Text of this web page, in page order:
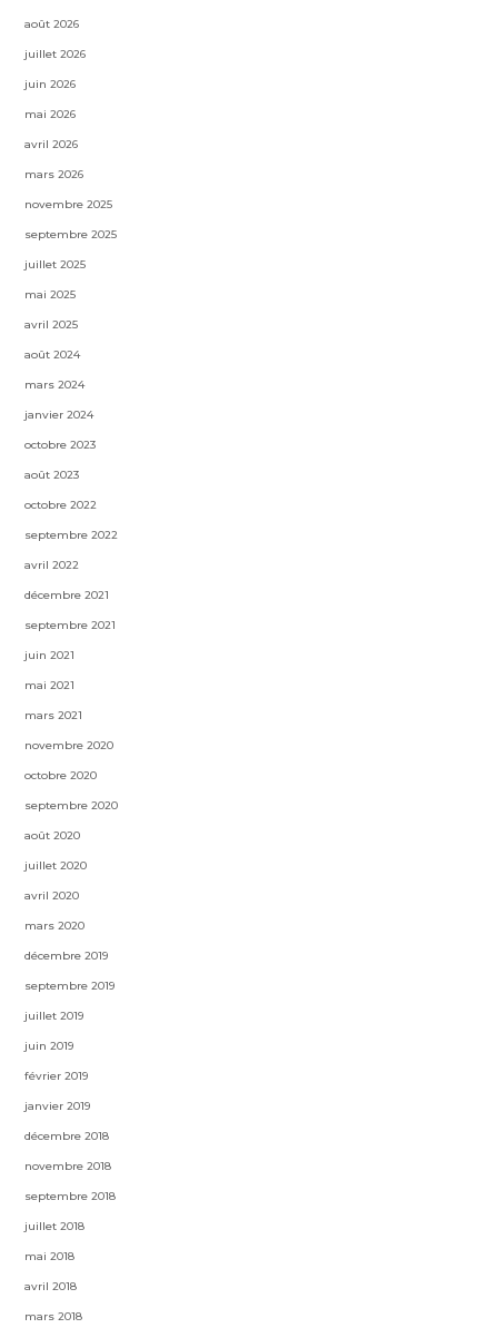
août 2026
juillet 2026
juin 2026
mai 2026
avril 2026
mars 2026
novembre 2025
septembre 2025
juillet 2025
mai 2025
avril 2025
août 2024
mars 2024
janvier 2024
octobre 2023
août 2023
octobre 2022
septembre 2022
avril 2022
décembre 2021
septembre 2021
juin 2021
mai 2021
mars 2021
novembre 2020
octobre 2020
septembre 2020
août 2020
juillet 2020
avril 2020
mars 2020
décembre 2019
septembre 2019
juillet 2019
juin 2019
février 2019
janvier 2019
décembre 2018
novembre 2018
septembre 2018
juillet 2018
mai 2018
avril 2018
mars 2018